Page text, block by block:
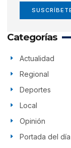
Categorías
Actualidad
Regional
Deportes
Local
Opinión
Portada del día